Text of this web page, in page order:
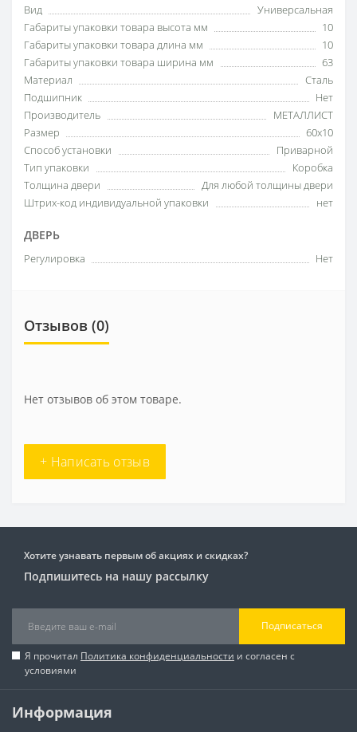
Вид
Универсальная
Габариты упаковки товара высота мм
10
Габариты упаковки товара длина мм
10
Габариты упаковки товара ширина мм
63
Материал
Сталь
Подшипник
Нет
Производитель
МЕТАЛЛИСТ
Размер
60x10
Способ установки
Приварной
Тип упаковки
Коробка
Толщина двери
Для любой толщины двери
Штрих-код индивидуальной упаковки
нет
ДВЕРЬ
Регулировка Нет
Отзывов (0)
Нет отзывов об этом товаре.
+ Написать отзыв
Хотите узнавать первым об акциях и скидках?
Подпишитесь на нашу рассылку
Подписаться
Я прочитал Политика конфиденциальности и согласен с
условиями
Информация